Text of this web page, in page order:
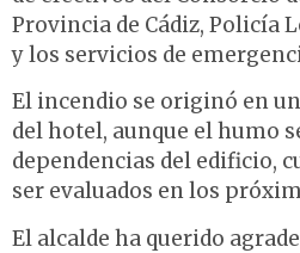
Provincia de Cádiz, Policía
y los servicios de
El incendio se originó en
del hotel, aunque el humo
dependencias del edificio,
ser evaluados en los
El alcalde ha querido